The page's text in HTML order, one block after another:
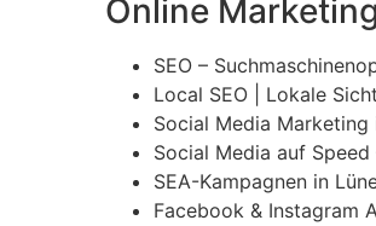
Online
SEO –
Local SEO | Lokale
Social Media Marketing
Social Media auf Speed
SEA-Kampagnen in
Facebook & Instagram